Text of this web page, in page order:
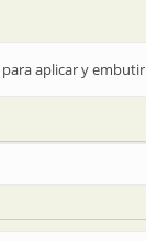
aplicar y embutir